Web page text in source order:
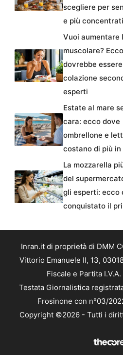
scegliere per
e più concentrati
Vuoi aumentare
muscolare?
dovrebbe
colazione
esperti
Estate al mare
cara: ecco dove
ombrellone e
costano di più in
La mozzarella
del
gli esperti: ecco
conquistato il
Inran.it di proprietà di DMM
Vittorio Emanuele II, 13,
Fiscale e Partita
Testata Giornalistica
Frosinone con n°03/
Copyright ©2026 - Tutti i